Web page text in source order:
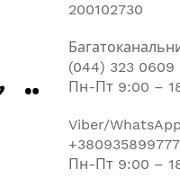
200102730
(044) 323 0609
Пн-Пт 9:00 –
Viber/
+380935899777
Пн-Пт 9:00 –